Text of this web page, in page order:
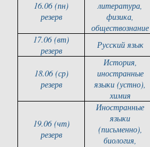
16.06 (пн)
резерв
литература,
физика,
обществознание
17.06 (вт)
резерв
Русский язык
18.06 (ср)
резерв
История,
иностранные
языки (устно),
химия
19.06 (чт)
резерв
Иностранные
языки
(письменно),
биология,